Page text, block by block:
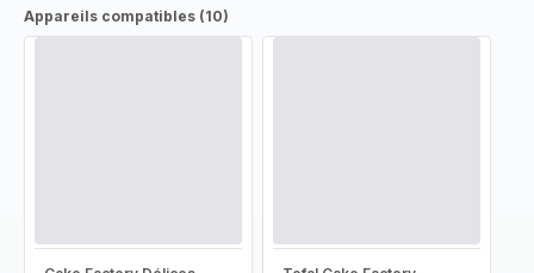
Appareils compatibles (10)